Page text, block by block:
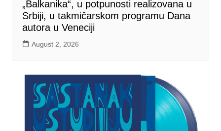
„Balkanika“, u potpunosti realizovana u
Srbiji, u takmičarskom programu Dana
autora u Veneciji
August 2, 2026